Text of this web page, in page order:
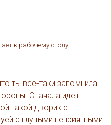
к рабочему столу.
ты все-таки запомнила.
Сначала идет
такой дворик с
с глупыми неприятными